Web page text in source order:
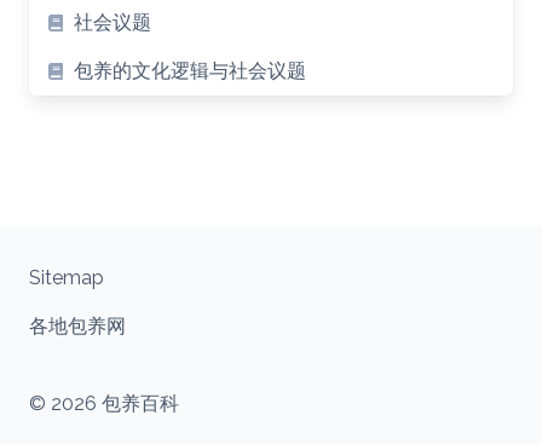
社会议题
包养的文化逻辑与社会议题
© 2026 包养百科
Sitemap
各地包养网